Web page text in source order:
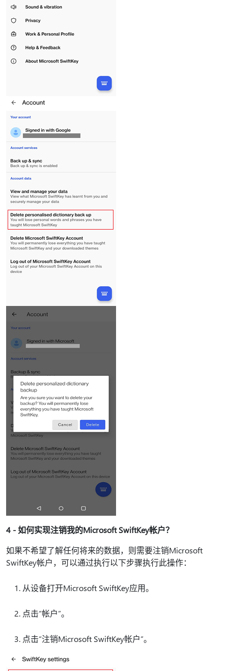
4 - 如何实现注销我的Microsoft SwiftKey帐户？
如果不希望了解任何将来的数据，则需要注销Microsoft
SwiftKey帐户，可以通过执行以下步骤执行此操作：
从设备打开Microsoft SwiftKey应用。
点击“帐户”。
点击“注销Microsoft SwiftKey帐户”。